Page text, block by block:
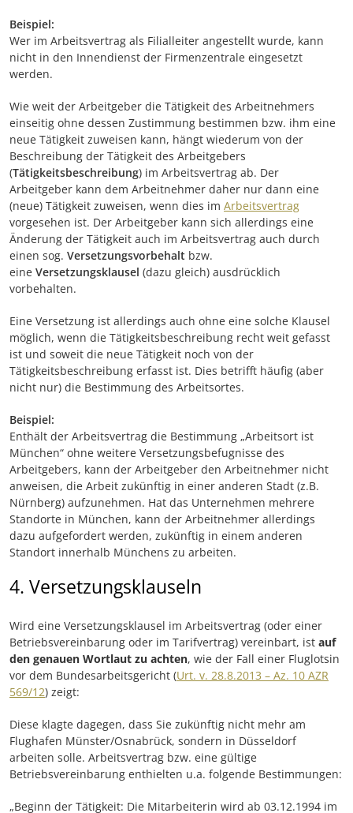
Beispiel:
Wer im Arbeitsvertrag als Filialleiter angestellt wurde, kann
nicht in den Innendienst der Firmenzentrale eingesetzt
werden.
Wie weit der Arbeitgeber die Tätigkeit des Arbeitnehmers
einseitig ohne dessen Zustimmung bestimmen bzw. ihm eine
neue Tätigkeit zuweisen kann, hängt wiederum von der
Beschreibung der Tätigkeit des Arbeitgebers
(Tätigkeitsbeschreibung) im Arbeitsvertrag ab. Der
Arbeitgeber kann dem Arbeitnehmer daher nur dann eine
(neue) Tätigkeit zuweisen, wenn dies im Arbeitsvertrag
vorgesehen ist. Der Arbeitgeber kann sich allerdings eine
Änderung der Tätigkeit auch im Arbeitsvertrag auch durch
einen sog. Versetzungsvorbehalt bzw.
eine Versetzungsklausel (dazu gleich) ausdrücklich
vorbehalten.
Eine Versetzung ist allerdings auch ohne eine solche Klausel
möglich, wenn die Tätigkeitsbeschreibung recht weit gefasst
ist und soweit die neue Tätigkeit noch von der
Tätigkeitsbeschreibung erfasst ist. Dies betrifft häufig (aber
nicht nur) die Bestimmung des Arbeitsortes.
Beispiel:
Enthält der Arbeitsvertrag die Bestimmung „Arbeitsort ist
München“ ohne weitere Versetzungsbefugnisse des
Arbeitgebers, kann der Arbeitgeber den Arbeitnehmer nicht
anweisen, die Arbeit zukünftig in einer anderen Stadt (z.B.
Nürnberg) aufzunehmen. Hat das Unternehmen mehrere
Standorte in München, kann der Arbeitnehmer allerdings
dazu aufgefordert werden, zukünftig in einem anderen
Standort innerhalb Münchens zu arbeiten.
4. Versetzungsklauseln
Wird eine Versetzungsklausel im Arbeitsvertrag (oder einer
Betriebsvereinbarung oder im Tarifvertrag) vereinbart, ist auf
den genauen Wortlaut zu achten, wie der Fall einer Fluglotsin
vor dem Bundesarbeitsgericht (Urt. v. 28.8.2013 – Az. 10 AZR
569/12) zeigt:
Diese klagte dagegen, dass Sie zukünftig nicht mehr am
Flughafen Münster/Osnabrück, sondern in Düsseldorf
arbeiten solle. Arbeitsvertrag bzw. eine gültige
Betriebsvereinbarung enthielten u.a. folgende Bestimmungen:
„Beginn der Tätigkeit: Die Mitarbeiterin wird ab 03.12.1994 im